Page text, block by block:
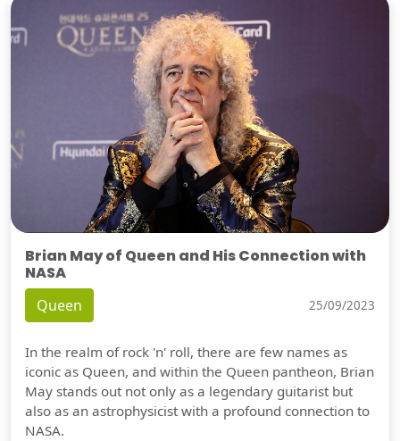
Brian May of Queen and His Connection with
NASA
Queen 25/09/2023
In the realm of rock 'n' roll, there are few names as
iconic as Queen, and within the Queen pantheon, Brian
May stands out not only as a legendary guitarist but
also as an astrophysicist with a profound connection to
NASA.